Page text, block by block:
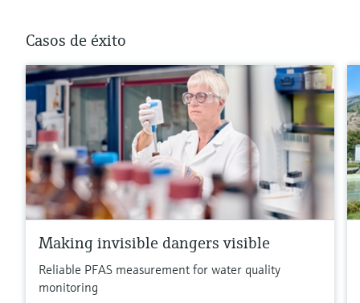
Casos de éxito
Making invisible dangers visible
Reliable PFAS measurement for water quality
monitoring